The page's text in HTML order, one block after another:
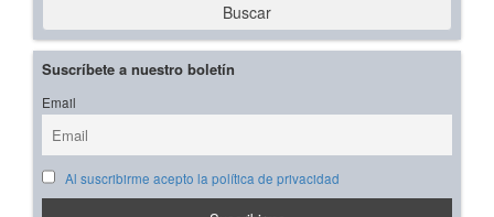
Buscar
Suscríbete a nuestro boletín
Email
Al suscribirme acepto la política de privacidad